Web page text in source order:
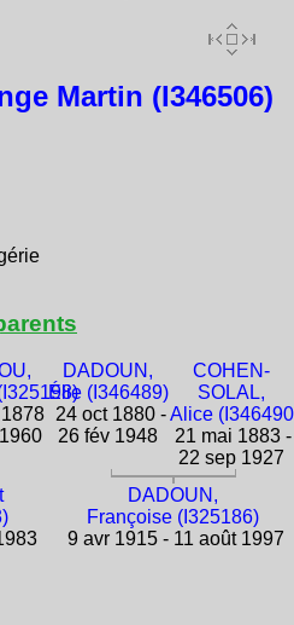
Martin (I346506)
DADOUN,
Élie (I346489)
24 oct 1880 -
26 fév 1948
COHEN-
SOLAL,
Alice
21 mai 1883 -
22 sep 1927
DADOUN,
Françoise (I325186)
9 avr 1915 - 11 août 1997